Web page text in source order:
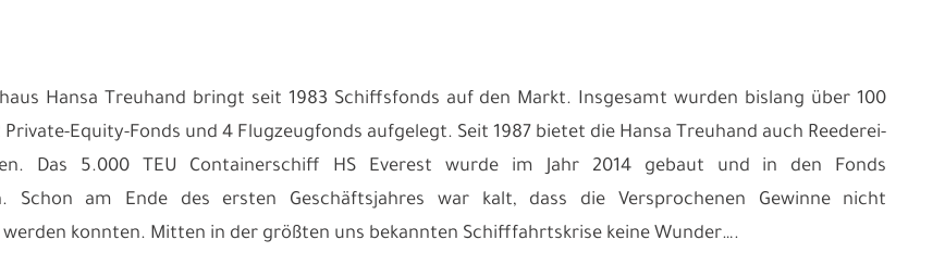
Hansa Treuhand bringt seit 1983 Schiffsfonds auf den Markt. Insgesamt wurden bislang über 100
Equity-Fonds und 4 Flugzeugfonds aufgelegt. Seit 1987 bietet die Hansa Treuhand auch Reederei-
Das 5.000 TEU Containerschiff HS Everest wurde im Jahr 2014 gebaut und in den Fonds
Schon am Ende des ersten Geschäftsjahres war kalt, dass die Versprochenen Gewinne nicht
konnten. Mitten in der größten uns bekannten Schifffahrtskrise keine Wunder….